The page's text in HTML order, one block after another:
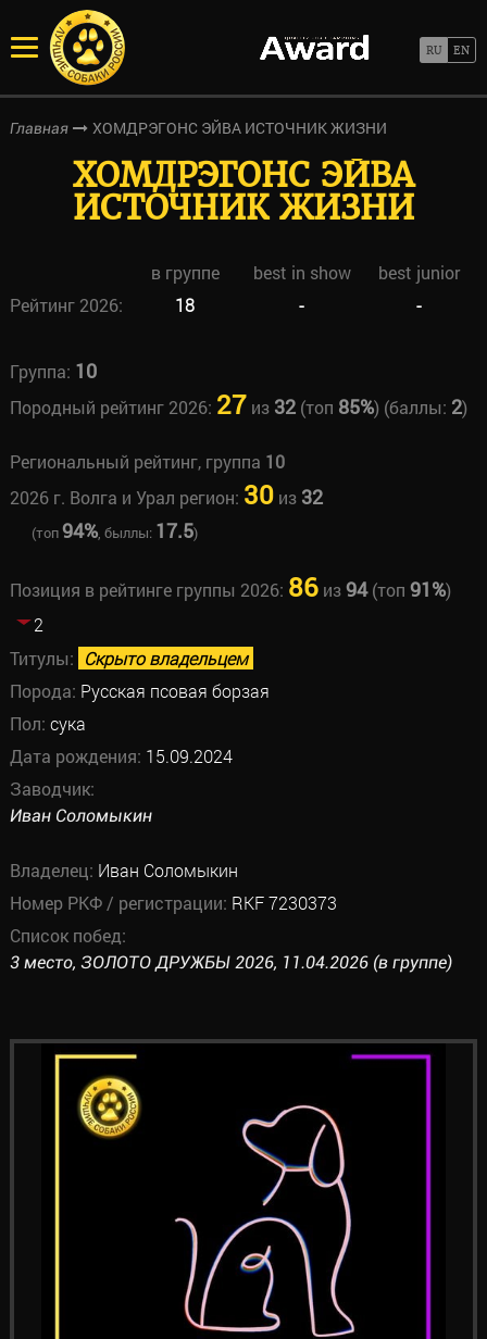
Главная ХОМДРЭГОНС ЭЙВА ИСТОЧНИК ЖИЗНИ
ХОМДРЭГОНС ЭЙВА
ИСТОЧНИК ЖИЗНИ
в группе best in show
best junior
Рейтинг 2026:
18 - -
Группа: 10
Породный рейтинг 2026: 27 из 32(топ 85%) (баллы: 2)
Региональный рейтинг, группа 10
2026 г. Волга и Урал регион: 30из 32
(топ94%, быллы: 17.5)
Позиция в рейтинге группы 2026: 86из94(топ 91%)
2
Титулы: Скрыто владельцем
Порода: Русская псовая борзая
Пол: сука
Дата рождения: 15.09.2024
Заводчик:
Иван Соломыкин
Владелец: Иван Соломыкин
Номер РКФ / регистрации: RKF 7230373
Список побед:
3 место, ЗОЛОТО ДРУЖБЫ 2026, 11.04.2026 (в группе)